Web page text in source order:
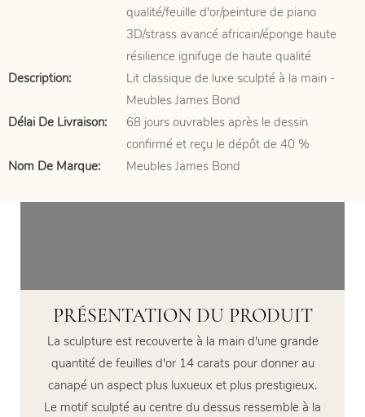
qualité/feuille d'or/peinture de piano
3D/strass avancé africain/éponge haute
résilience ignifuge de haute qualité
Description:
Lit classique de luxe sculpté à la main -
Meubles James Bond
Délai De Livraison:
68 jours ouvrables après le dessin
confirmé et reçu le dépôt de 40 %
Nom De Marque:
Meubles James Bond
PRÉSENTATION DU PRODUIT
La sculpture est recouverte à la main d'une grande
quantité de feuilles d'or 14 carats pour donner au
canapé un aspect plus luxueux et plus prestigieux.
Le motif sculpté au centre du dessus ressemble à la